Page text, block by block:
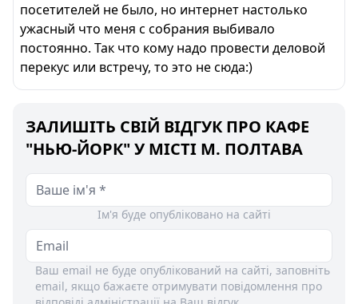
посетителей не было, но интернет настолько
ужасный что меня с собрания выбивало
постоянно. Так что кому надо провести деловой
перекус или встречу, то это не сюда:)
ЗАЛИШІТЬ СВІЙ ВІДГУК ПРО КАФЕ
"НЬЮ-ЙОРК" У МІСТІ М. ПОЛТАВА
Ім'я буде опубліковано на сайті
Ваш email не буде опублікований на сайті, заповніть
email, якщо бажаєте отримувати повідомлення про